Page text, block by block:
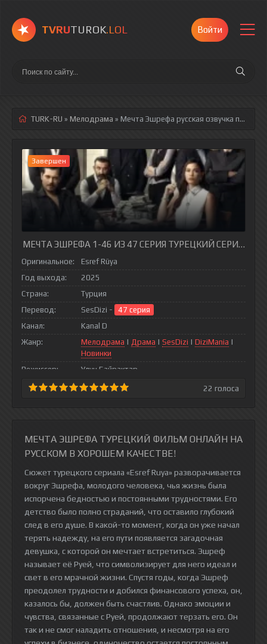
TVRUTUROK.LOL Войти
TURK-RU » Мелодрама » Мечта Эшрефа русская озвучка полностью смотреть онлайн!
Завершен
МЕЧТА ЭШРЕФА 1-46 ИЗ 47 СЕРИЯ ТУРЕЦКИЙ СЕРИАЛ НА
Оригинальное:
Esref Rüya
Год выхода:
2025
Страна:
Турция
Перевод:
SesDizi -
47 серия
Канал:
Kanal D
Жанр:
Мелодрама | Драма | SesDizi | DiziMania |
Новинки
Режиссер:
Улуч Байрактар
22 голоса
МЕЧТА ЭШРЕФА ТУРЕЦКИЙ ФИЛЬМ ОНЛАЙН НА
РУССКОМ В ХОРОШЕМ КАЧЕСТВЕ!
Сюжет турецкого сериала «Esref Ruya» разворачивается
вокруг Эшрефа, молодого человека, чья жизнь была
испорчена бедностью и постоянными трудностями. Его
детство было полно страданий, что оставило глубокий
след в его душе. В какой-то момент, когда он уже начал
терять надежду, на его пути появляется загадочная
девушка, с которой он мечтает встретиться. Эшреф
называет её Руей, что символизирует для него идеал и
свет в его мрачной жизни. Спустя годы, когда Эшреф
преодолел трудности и добился финансового успеха, он,
казалось бы, должен быть счастлив. Однако эмоции и
чувства, связанные с Руей, продолжают терзать его. Он
так и не смог наладить отношения, и несмотря на его